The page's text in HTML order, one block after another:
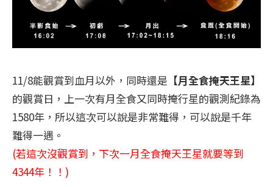
11/8能觀賞到血月以外，同時還是 【月全食掩天王星】
的觀賞日，上一次有月全食又同時掩行星的觀測紀錄為
1580年，所以這次可以說是非常難得，可以說是千年
難得一遇。
(若這次沒觀賞到，下次一月全食掩天王星就要等到
4344年！！)